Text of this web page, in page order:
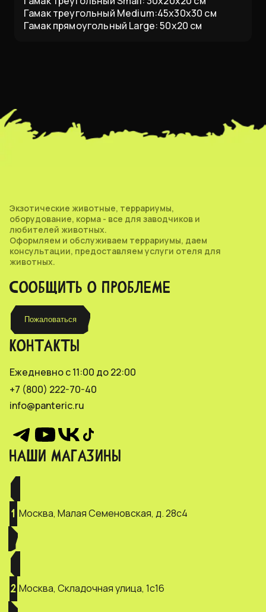
Гамак треугольный Medium:45x30x30 см
Гамак прямоугольный Large: 50x20 см
Экзотические животные, террариумы,
оборудование, корма - все для заводчиков и
любителей животных.
Оформляем и обслуживаем террариумы, даем
консультации, предоставляем услуги отеля для
животных.
СООБЩИТЬ О ПРОБЛЕМЕ
Пожаловаться
НАШИ МАГАЗИНЫ
1 Москва, Малая Семеновская, д. 28с4
2 Москва, Складочная улица, 1с16
КОНТАКТЫ
Ежедневно с 11:00 до 22:00
+7 (800) 222-70-40
info@panteric.ru